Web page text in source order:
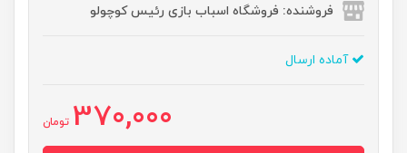
فروشنده: فروشگاه اسباب بازی رئیس کوچولو
آماده ارسال
370,000 تومان